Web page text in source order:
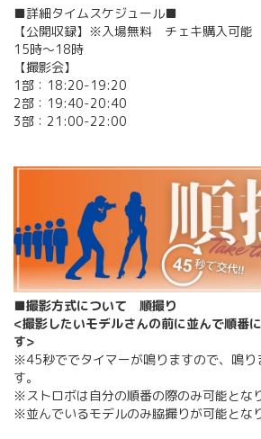
■詳細タイムスケジュール■
【公開収録】※入場無料 チェキ購入可能
15時～18時
【撮影会】
1部：18:20-19:20
2部：19:40-20:40
3部：21:00-22:00
■撮影方式について 順撮り
<撮影したいモデルさんの前に並んで順番
す>
※45秒ででタイマーが鳴りますので、鳴り
す。
※ストロボは自分の順番の際のみ可能とな
※並んでいるモデルのみ脇撮りが可能とな